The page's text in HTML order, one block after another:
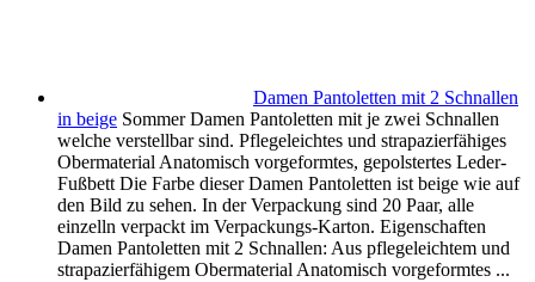
Damen Pantoletten mit 2 Schnallen
in beige Sommer Damen Pantoletten mit je zwei Schnallen
welche verstellbar sind. Pflegeleichtes und strapazierfähiges
Obermaterial Anatomisch vorgeformtes, gepolstertes Leder-
Fußbett Die Farbe dieser Damen Pantoletten ist beige wie auf
den Bild zu sehen. In der Verpackung sind 20 Paar, alle
einzelln verpackt im Verpackungs-Karton. Eigenschaften
Damen Pantoletten mit 2 Schnallen: Aus pflegeleichtem und
strapazierfähigem Obermaterial Anatomisch vorgeformtes ...